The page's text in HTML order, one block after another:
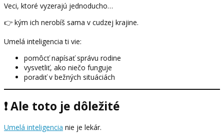
Veci, ktoré vyzerajú jednoducho…
👉 kým ich nerobíš sama v cudzej krajine.
Umelá inteligencia ti vie:
pomôcť napísať správu rodine
vysvetliť, ako niečo funguje
poradiť v bežných situáciách
❗ Ale toto je dôležité
Umelá inteligencia nie je lekár.